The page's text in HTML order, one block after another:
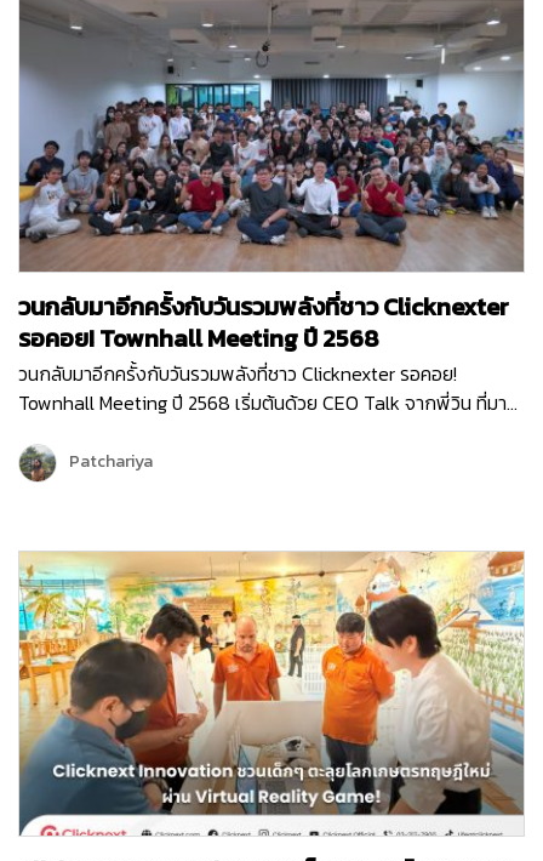
วนกลับมาอีกครั้งกับวันรวมพลังที่ชาว Clicknexter
รอคอย! Townhall Meeting ปี 2568
วนกลับมาอีกครั้งกับวันรวมพลังที่ชาว Clicknexter รอคอย!
Townhall Meeting ปี 2568 เริ่มต้นด้วย CEO Talk จากพี่วิน ที่มา
โอกาสและความท้าทาย ปีนี้ Clicknext มุ่งเน้นการขยายบริการและ
พัฒนาผลิตภัณฑ์ให้ตอบโจทย์ลูกค้ามากยิ่งขึ้น พร้อมกล่าวขอบคุณ
Patchariya